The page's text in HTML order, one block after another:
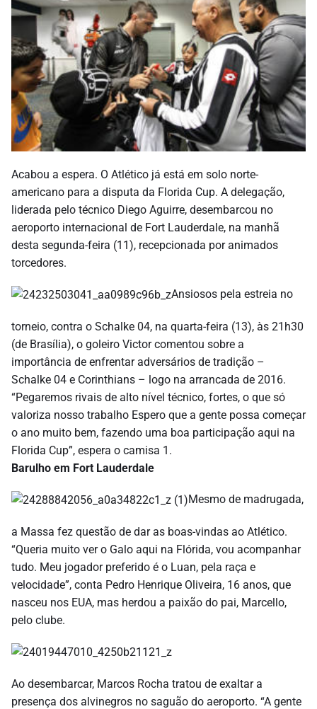
Acabou a espera. O Atlético já está em solo norte-
americano para a disputa da Florida Cup. A delegação,
liderada pelo técnico Diego Aguirre, desembarcou no
aeroporto internacional de Fort Lauderdale, na manhã
desta segunda-feira (11), recepcionada por animados
torcedores.
Ansiosos pela estreia no
torneio, contra o Schalke 04, na quarta-feira (13), às 21h30
(de Brasília), o goleiro Victor comentou sobre a
importância de enfrentar adversários de tradição –
Schalke 04 e Corinthians – logo na arrancada de 2016.
“Pegaremos rivais de alto nível técnico, fortes, o que só
valoriza nosso trabalho Espero que a gente possa começar
o ano muito bem, fazendo uma boa participação aqui na
Florida Cup”, espera o camisa 1.
Barulho em Fort Lauderdale
Mesmo de madrugada,
a Massa fez questão de dar as boas-vindas ao Atlético.
“Queria muito ver o Galo aqui na Flórida, vou acompanhar
tudo. Meu jogador preferido é o Luan, pela raça e
velocidade”, conta Pedro Henrique Oliveira, 16 anos, que
nasceu nos EUA, mas herdou a paixão do pai, Marcello,
pelo clube.
Ao desembarcar, Marcos Rocha tratou de exaltar a
presença dos alvinegros no saguão do aeroporto. “A gente